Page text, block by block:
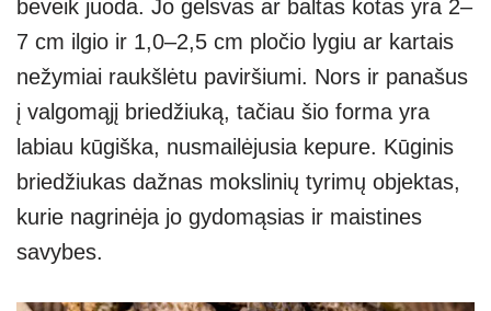
beveik juoda. Jo gelsvas ar baltas kotas yra 2–
7 cm ilgio ir 1,0–2,5 cm pločio lygiu ar kartais
nežymiai raukšlėtu paviršiumi. Nors ir panašus
į valgomąjį briedžiuką, tačiau šio forma yra
labiau kūgiška, nusmailėjusia kepure. Kūginis
briedžiukas dažnas mokslinių tyrimų objektas,
kurie nagrinėja jo gydomąsias ir maistines
savybes.